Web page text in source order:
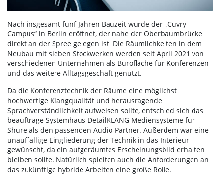
Nach insgesamt fünf Jahren Bauzeit wurde der „Cuvry
Campus“ in Berlin eröffnet, der nahe der Oberbaumbrücke
direkt an der Spree gelegen ist. Die Räumlichkeiten in dem
Neubau mit sieben Stockwerken werden seit April 2021 von
verschiedenen Unternehmen als Bürofläche für Konferenzen
und das weitere Alltagsgeschäft genutzt.
Da die Konferenztechnik der Räume eine möglichst
hochwertige Klangqualität und herausragende
Sprachverständlichkeit aufweisen sollte, entschied sich das
beauftrage Systemhaus DetailKLANG Mediensysteme für
Shure als den passenden Audio-Partner. Außerdem war eine
unauffällige Eingliederung der Technik in das Interieur
gewünscht, da ein aufgeräumtes Erscheinungsbild erhalten
bleiben sollte. Natürlich spielten auch die Anforderungen an
das zukünftige hybride Arbeiten eine große Rolle.